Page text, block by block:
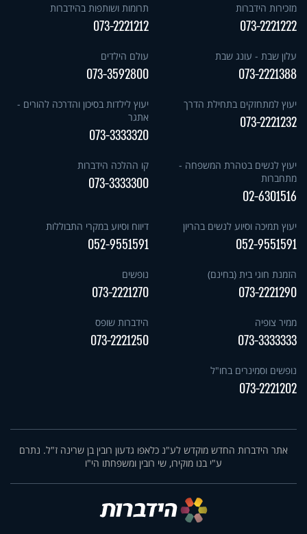
מזכירות הידברות
073-2221222
תרומות ושותפות בהידברות
073-2221212
עלון שבת - עונג שבת
073-2221388
עולם הילדים
073-3592800
יעוץ למתחזקים בתחילת הדרך
073-2221232
יעוץ לילדות בסיכון והדרכה להורים -
אתגר
073-3333320
יעוץ לנשים בטהרת המשפחה -
מתחברות
02-6301516
קו ההלכה הידברות
073-3333300
יעוץ תמיכה וסיוע לנשים בהריון
052-9551591
דיווח וסיוע במקרי התבוללות
052-9551591
הזמנת חוגי בית (בחינם)
073-2221290
נופשים
073-2221270
ממיר צופיה
073-3333333
הידברות שופס
073-2221250
נופשים וסמינרים בחו"ל
073-2221202
אתר הידברות החדש מוקדש לע"נ כלאפו גדעון רובין בן שרינה ז"ל. נתרם
ע"י בנו מוקירו, שי רובין ומשפחתו הי"ו